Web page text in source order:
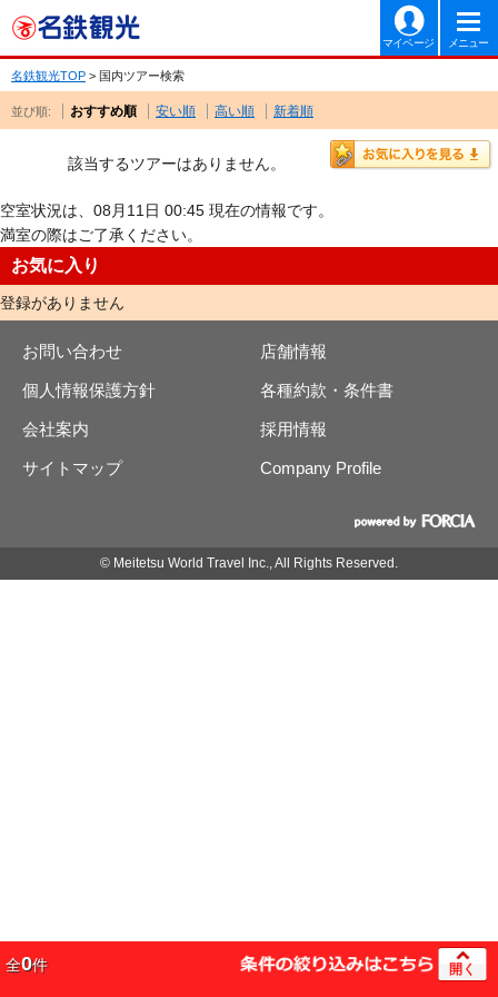
マイページ メニュー
名鉄観光TOP > 国内ツアー検索
並び順: おすすめ順 安い順 高い順 新着順
該当するツアーはありません。
空室状況は、08月11日 00:45 現在の情報です。
満室の際はご了承ください。
お気に入り
登録がありません
お問い合わせ 店舗情報
個人情報保護方針 各種約款・条件書
会社案内 採用情報
サイトマップ Company Profile
© Meitetsu World Travel Inc., All Rights Reserved.
全0件 開く